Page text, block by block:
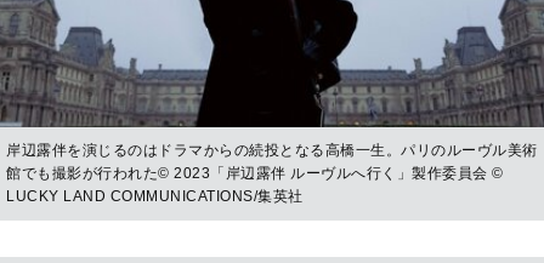
岸辺露伴を演じるのはドラマからの続投となる高橋一生。パリのルーヴル美術
館でも撮影が行われた© 2023「岸辺露伴 ルーヴルへ行く」製作委員会 ©
LUCKY LAND COMMUNICATIONS/集英社